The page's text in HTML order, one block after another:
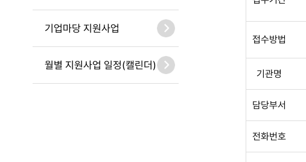
기업마당 지원사업
월별 지원사업 일정(캘린더)
접수방법
기관명
담당부서
전화번호